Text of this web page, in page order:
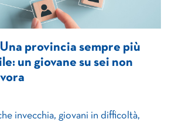
provincia sempre più
un giovane su sei non
invecchia, giovani in difficoltà,